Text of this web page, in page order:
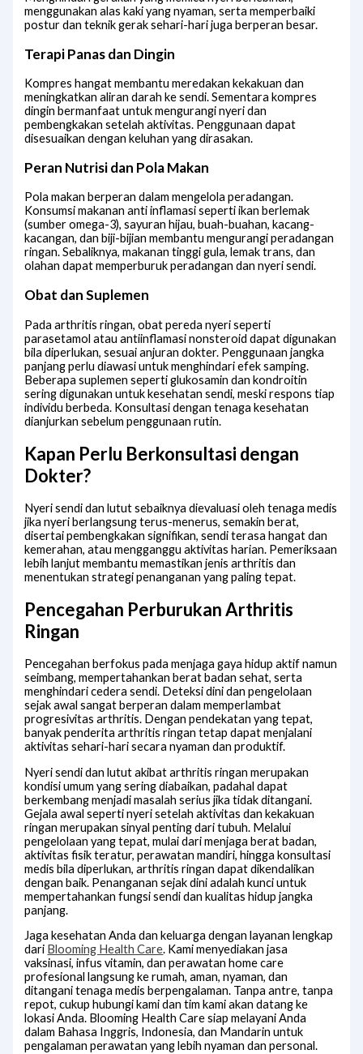
menggunakan alas kaki yang nyaman, serta memperbaiki
postur dan teknik gerak sehari-hari juga berperan besar.
Terapi Panas dan Dingin
Kompres hangat membantu meredakan kekakuan dan
meningkatkan aliran darah ke sendi. Sementara kompres
dingin bermanfaat untuk mengurangi nyeri dan
pembengkakan setelah aktivitas. Penggunaan dapat
disesuaikan dengan keluhan yang dirasakan.
Peran Nutrisi dan Pola Makan
Pola makan berperan dalam mengelola peradangan.
Konsumsi makanan anti inflamasi seperti ikan berlemak
(sumber omega-3), sayuran hijau, buah-buahan, kacang-
kacangan, dan biji-bijian membantu mengurangi peradangan
ringan. Sebaliknya, makanan tinggi gula, lemak trans, dan
olahan dapat memperburuk peradangan dan nyeri sendi.
Obat dan Suplemen
Pada arthritis ringan, obat pereda nyeri seperti
parasetamol atau antiinflamasi nonsteroid dapat digunakan
bila diperlukan, sesuai anjuran dokter. Penggunaan jangka
panjang perlu diawasi untuk menghindari efek samping.
Beberapa suplemen seperti glukosamin dan kondroitin
sering digunakan untuk kesehatan sendi, meski respons tiap
individu berbeda. Konsultasi dengan tenaga kesehatan
dianjurkan sebelum penggunaan rutin.
Kapan Perlu Berkonsultasi dengan
Dokter?
Nyeri sendi dan lutut sebaiknya dievaluasi oleh tenaga medis
jika nyeri berlangsung terus-menerus, semakin berat,
disertai pembengkakan signifikan, sendi terasa hangat dan
kemerahan, atau mengganggu aktivitas harian. Pemeriksaan
lebih lanjut membantu memastikan jenis arthritis dan
menentukan strategi penanganan yang paling tepat.
Pencegahan Perburukan Arthritis
Ringan
Pencegahan berfokus pada menjaga gaya hidup aktif namun
seimbang, mempertahankan berat badan sehat, serta
menghindari cedera sendi. Deteksi dini dan pengelolaan
sejak awal sangat berperan dalam memperlambat
progresivitas arthritis. Dengan pendekatan yang tepat,
banyak penderita arthritis ringan tetap dapat menjalani
aktivitas sehari-hari secara nyaman dan produktif.
Nyeri sendi dan lutut akibat arthritis ringan merupakan
kondisi umum yang sering diabaikan, padahal dapat
berkembang menjadi masalah serius jika tidak ditangani.
Gejala awal seperti nyeri setelah aktivitas dan kekakuan
ringan merupakan sinyal penting dari tubuh. Melalui
pengelolaan yang tepat, mulai dari menjaga berat badan,
aktivitas fisik teratur, perawatan mandiri, hingga konsultasi
medis bila diperlukan, arthritis ringan dapat dikendalikan
dengan baik. Penanganan sejak dini adalah kunci untuk
mempertahankan fungsi sendi dan kualitas hidup jangka
panjang.
Jaga kesehatan Anda dan keluarga dengan layanan lengkap
dari Blooming Health Care. Kami menyediakan jasa
vaksinasi, infus vitamin, dan perawatan home care
profesional langsung ke rumah, aman, nyaman, dan
ditangani tenaga medis berpengalaman. Tanpa antre, tanpa
repot, cukup hubungi kami dan tim kami akan datang ke
lokasi Anda. Blooming Health Care siap melayani Anda
dalam Bahasa Inggris, Indonesia, dan Mandarin untuk
pengalaman perawatan yang lebih nyaman dan personal.